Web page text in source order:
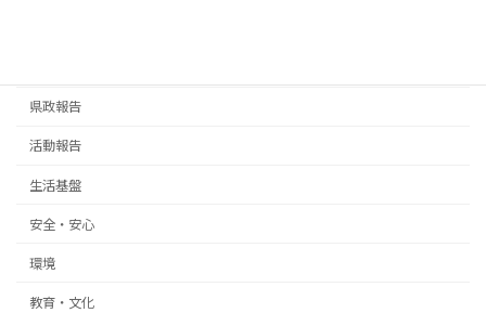
県政報告
活動報告
生活基盤
安全・安心
環境
教育・文化